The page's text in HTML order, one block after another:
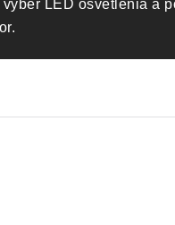
LED osvetlenia a